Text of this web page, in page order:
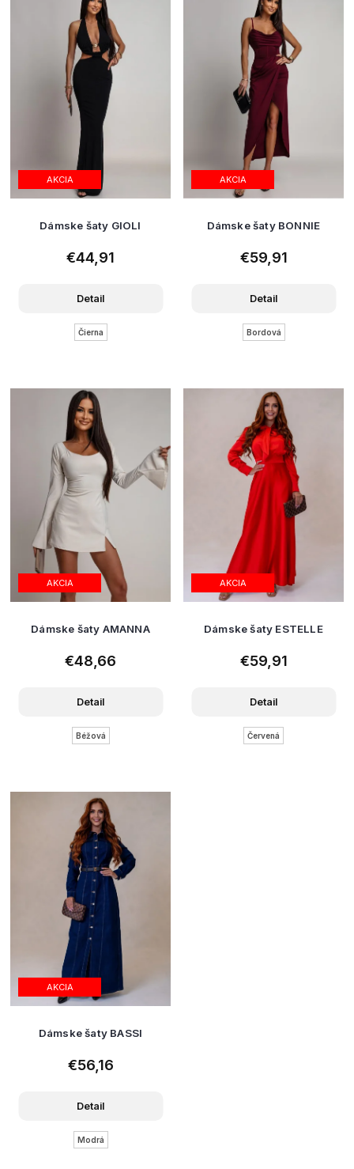
AKCIA
Dámske šaty GIOLI
€44,91
Detail
Čierna
AKCIA
Dámske šaty BONNIE
€59,91
Detail
Bordová
AKCIA
Dámske šaty AMANNA
€48,66
Detail
Béžová
AKCIA
Dámske šaty ESTELLE
€59,91
Detail
Červená
AKCIA
Dámske šaty BASSI
€56,16
Detail
Modrá